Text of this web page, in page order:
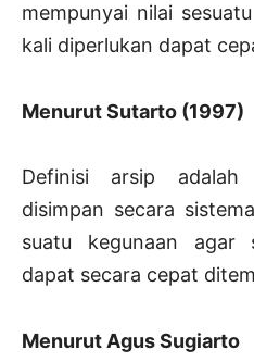
mempunyai nilai
kali diperlukan dapat
Menurut Sutarto (1997)
Definisi arsip
disimpan secara
suatu kegunaan agar
dapat secara cepat
Menurut Agus Sugiarto